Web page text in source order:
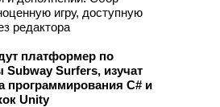
игру, доступную
редактора
платформер по
Subway Surfers, изучат
программирования C# и
Unity